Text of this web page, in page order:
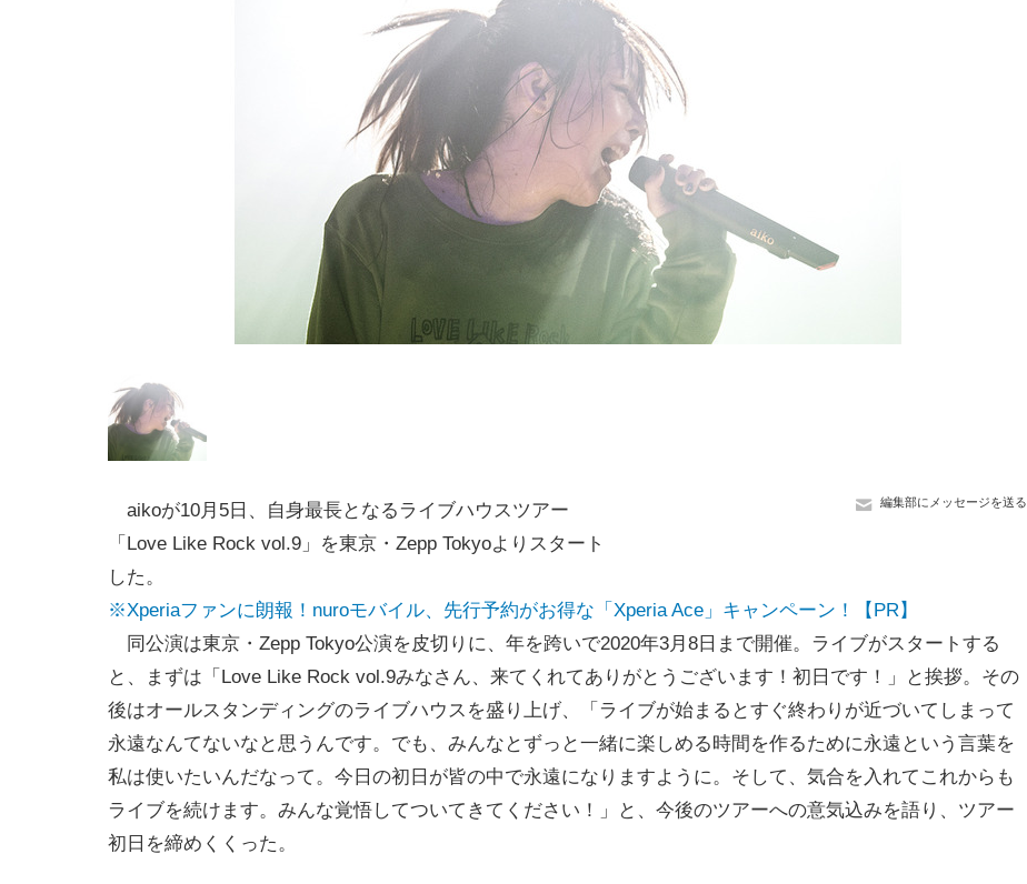
編集部にメッセージを送る
aikoが10月5日、自身最長となるライブハウスツアー
「Love Like Rock vol.9」を東京・Zepp Tokyoよりスタート
した。
※Xperiaファンに朗報！nuroモバイル、先行予約がお得な「Xperia Ace」キャンペーン！【PR】
同公演は東京・Zepp Tokyo公演を皮切りに、年を跨いで2020年3月8日まで開催。ライブがスタートする
と、まずは「Love Like Rock vol.9みなさん、来てくれてありがとうございます！初日です！」と挨拶。その
後はオールスタンディングのライブハウスを盛り上げ、「ライブが始まるとすぐ終わりが近づいてしまって
永遠なんてないなと思うんです。でも、みんなとずっと一緒に楽しめる時間を作るために永遠という言葉を
私は使いたいんだなって。今日の初日が皆の中で永遠になりますように。そして、気合を入れてこれからも
ライブを続けます。みんな覚悟してついてきてください！」と、今後のツアーへの意気込みを語り、ツアー
初日を締めくくった。